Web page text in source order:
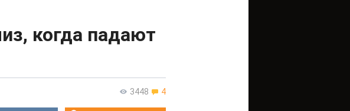
когда падают
3448 4